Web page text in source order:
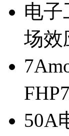
电子
场效
50A